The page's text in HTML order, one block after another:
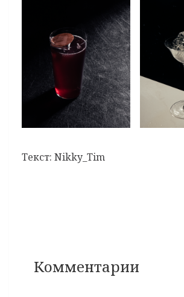
Текст: Nikky_Tim
Комментарии